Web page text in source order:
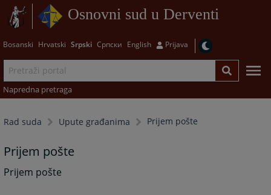
Osnovni sud u Derventi
Bosanski Hrvatski Srpski Српски English Prijava
Napredna pretraga
Rad suda Upute građanima Prijem pošte
Prijem pošte
Prijem pošte